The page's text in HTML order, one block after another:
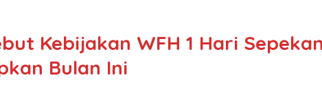
Kebijakan WFH 1 Hari Sepekan
Bulan Ini